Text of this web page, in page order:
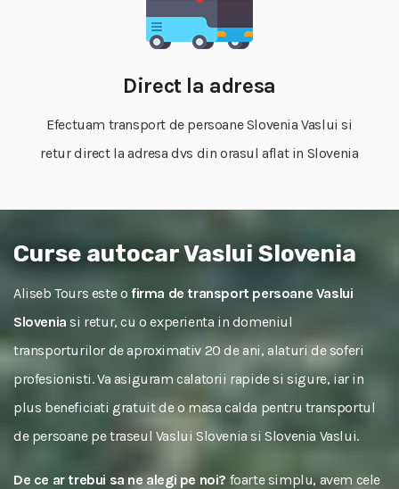
Direct la adresa
Efectuam transport de persoane Slovenia Vaslui si
retur direct la adresa dvs din orasul aflat in Slovenia
Curse autocar Vaslui Slovenia
Aliseb Tours este o firma de transport persoane Vaslui
Slovenia si retur, cu o experienta in domeniul
transporturilor de aproximativ 20 de ani, alaturi de soferi
profesionisti. Va asiguram calatorii rapide si sigure, iar in
plus beneficiati gratuit de o masa calda pentru transportul
de persoane pe traseul Vaslui Slovenia si Slovenia Vaslui.
De ce ar trebui sa ne alegi pe noi? foarte simplu, avem cele